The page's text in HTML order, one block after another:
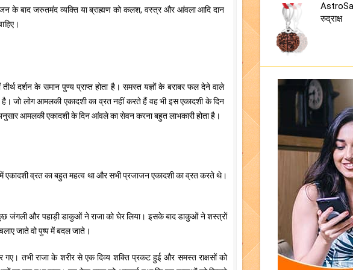
के बाद जरुतमंद व्यक्ति या ब्राह्मण को कलश, वस्त्र और आंवला आदि दान
दर्शन के समान पुण्य प्राप्त होता है। समस्त यज्ञों के बराबर फल देने वाले
है। जो लोग आमलकी एकादशी का व्रत नहीं करते हैं वह भी इस एकादशी के दिन
आमलकी एकादशी के दिन आंवले का सेवन करना बहुत लाभकारी होता है।
एकादशी व्रत का बहुत महत्व था और सभी प्रजाजन एकादशी का व्रत करते थे।
जंगली और पहाड़ी डाकुओं ने राजा को घेर लिया। इसके बाद डाकुओं ने शस्त्रों
जाते वो पुष्प में बदल जाते।
गए। तभी राजा के शरीर से एक दिव्य शक्ति प्रकट हुई और समस्त राक्षसों को
रुद्राक्ष